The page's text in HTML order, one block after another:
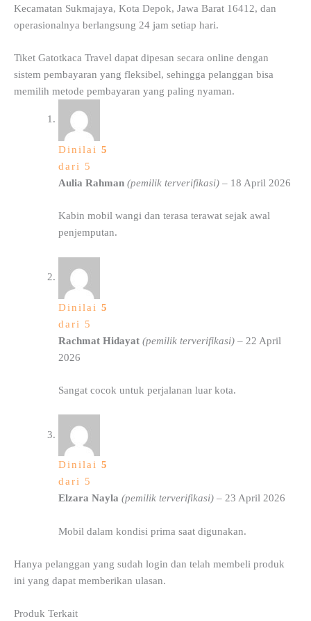
Kecamatan Sukmajaya, Kota Depok, Jawa Barat 16412, dan
operasionalnya berlangsung 24 jam setiap hari.
Tiket Gatotkaca Travel dapat dipesan secara online dengan
sistem pembayaran yang fleksibel, sehingga pelanggan bisa
memilih metode pembayaran yang paling nyaman.
Dinilai 5
dari 5
Aulia Rahman (pemilik terverifikasi) – 18 April 2026
Kabin mobil wangi dan terasa terawat sejak awal
penjemputan.
Dinilai 5
dari 5
Rachmat Hidayat (pemilik terverifikasi) – 22 April
2026
Sangat cocok untuk perjalanan luar kota.
Dinilai 5
dari 5
Elzara Nayla (pemilik terverifikasi) – 23 April 2026
Mobil dalam kondisi prima saat digunakan.
Hanya pelanggan yang sudah login dan telah membeli produk
ini yang dapat memberikan ulasan.
Produk Terkait